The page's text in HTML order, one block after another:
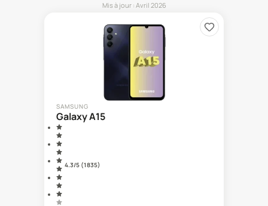
Mis à jour : Avril 2026
SAMSUNG
Galaxy A15
4.3/5 (1 835)